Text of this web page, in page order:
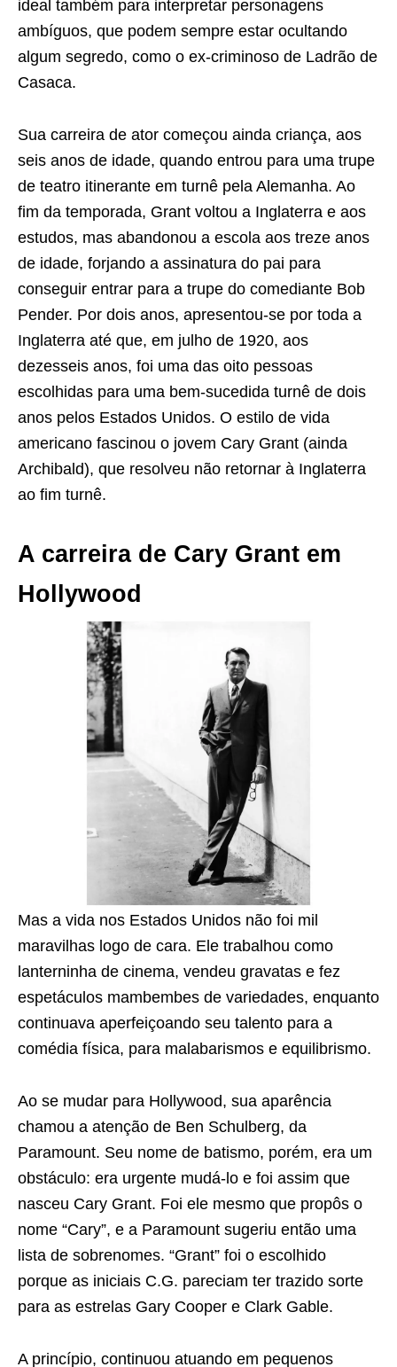
ideal também para interpretar personagens
ambíguos, que podem sempre estar ocultando
algum segredo, como o ex-criminoso de Ladrão de
Casaca.
Sua carreira de ator começou ainda criança, aos
seis anos de idade, quando entrou para uma trupe
de teatro itinerante em turnê pela Alemanha. Ao
fim da temporada, Grant voltou a Inglaterra e aos
estudos, mas abandonou a escola aos treze anos
de idade, forjando a assinatura do pai para
conseguir entrar para a trupe do comediante Bob
Pender. Por dois anos, apresentou-se por toda a
Inglaterra até que, em julho de 1920, aos
dezesseis anos, foi uma das oito pessoas
escolhidas para uma bem-sucedida turnê de dois
anos pelos Estados Unidos. O estilo de vida
americano fascinou o jovem Cary Grant (ainda
Archibald), que resolveu não retornar à Inglaterra
ao fim turnê.
A carreira de Cary Grant em
Hollywood
Mas a vida nos Estados Unidos não foi mil
maravilhas logo de cara. Ele trabalhou como
lanterninha de cinema, vendeu gravatas e fez
espetáculos mambembes de variedades, enquanto
continuava aperfeiçoando seu talento para a
comédia física, para malabarismos e equilibrismo.
Ao se mudar para Hollywood, sua aparência
chamou a atenção de Ben Schulberg, da
Paramount. Seu nome de batismo, porém, era um
obstáculo: era urgente mudá-lo e foi assim que
nasceu Cary Grant. Foi ele mesmo que propôs o
nome “Cary”, e a Paramount sugeriu então uma
lista de sobrenomes. “Grant” foi o escolhido
porque as iniciais C.G. pareciam ter trazido sorte
para as estrelas Gary Cooper e Clark Gable.
A princípio, continuou atuando em pequenos